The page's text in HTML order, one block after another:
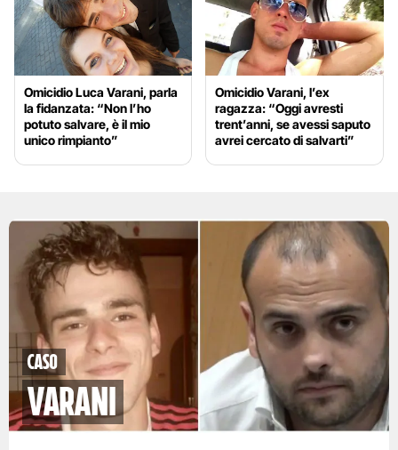
Omicidio Luca Varani, parla
la fidanzata: “Non l’ho
potuto salvare, è il mio
unico rimpianto”
Omicidio Varani, l’ex
ragazza: “Oggi avresti
trent’anni, se avessi saputo
avrei cercato di salvarti”
Caso
Varani